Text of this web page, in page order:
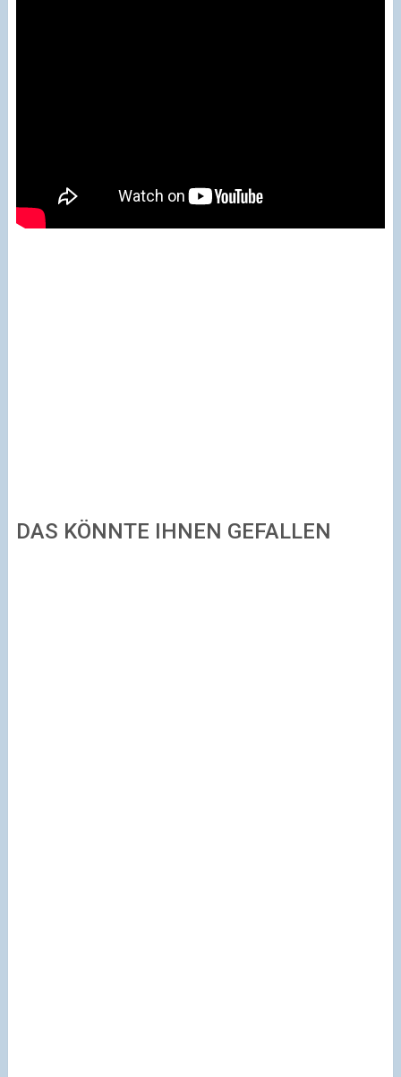
DAS KÖNNTE IHNEN GEFALLEN